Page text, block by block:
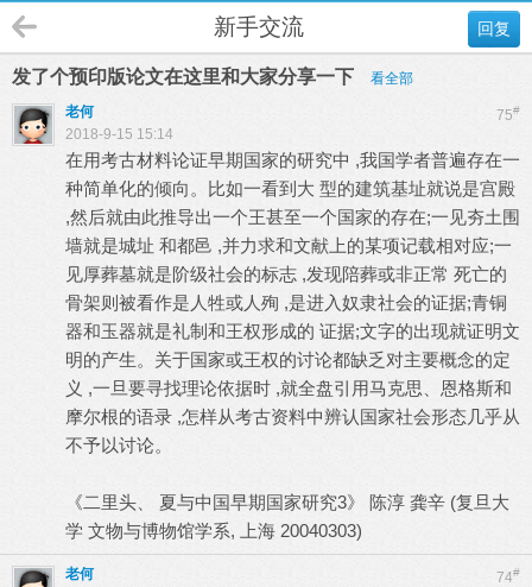
回复
新手交流
发了个预印版论文在这里和大家分享一下 看全部
75#
老何
2018-9-15 15:14
在用考古材料论证早期国家的研究中 ,我国学者普遍存在一
种简单化的倾向。比如一看到大 型的建筑基址就说是宫殿
,然后就由此推导出一个王甚至一个国家的存在;一见夯土围
墙就是城址 和都邑 ,并力求和文献上的某项记载相对应;一
见厚葬墓就是阶级社会的标志 ,发现陪葬或非正常 死亡的
骨架则被看作是人牲或人殉 ,是进入奴隶社会的证据;青铜
器和玉器就是礼制和王权形成的 证据;文字的出现就证明文
明的产生。关于国家或王权的讨论都缺乏对主要概念的定
义 ,一旦要寻找理论依据时 ,就全盘引用马克思、恩格斯和
摩尔根的语录 ,怎样从考古资料中辨认国家社会形态几乎从
不予以讨论。
《二里头、 夏与中国早期国家研究3》 陈淳 龚辛 (复旦大
学 文物与博物馆学系, 上海 20040303)
74#
老何